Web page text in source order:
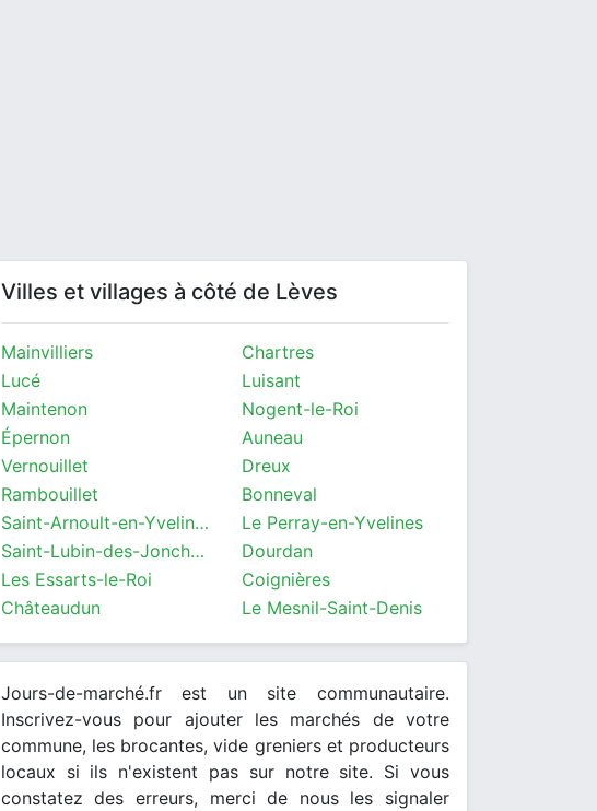
Villes et villages à côté de Lèves
Mainvilliers
Chartres
Lucé
Luisant
Maintenon
Nogent-le-Roi
Épernon
Auneau
Vernouillet
Dreux
Rambouillet
Bonneval
Saint-Arnoult-en-Yvelines
Le Perray-en-Yvelines
Saint-Lubin-des-Joncherets
Dourdan
Les Essarts-le-Roi
Coignières
Châteaudun
Le Mesnil-Saint-Denis
Jours-de-marché.fr est un site communautaire.
Inscrivez-vous pour ajouter les marchés de votre
commune, les brocantes, vide greniers et producteurs
locaux si ils n'existent pas sur notre site. Si vous
constatez des erreurs, merci de nous les signaler